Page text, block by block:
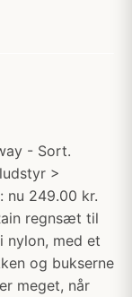
- Sort.
>
nu 249.00 kr.
regnsæt til
med et
og bukserne
meget, når